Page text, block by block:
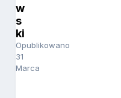
w
s
ki
Opublikowano
31
Marca